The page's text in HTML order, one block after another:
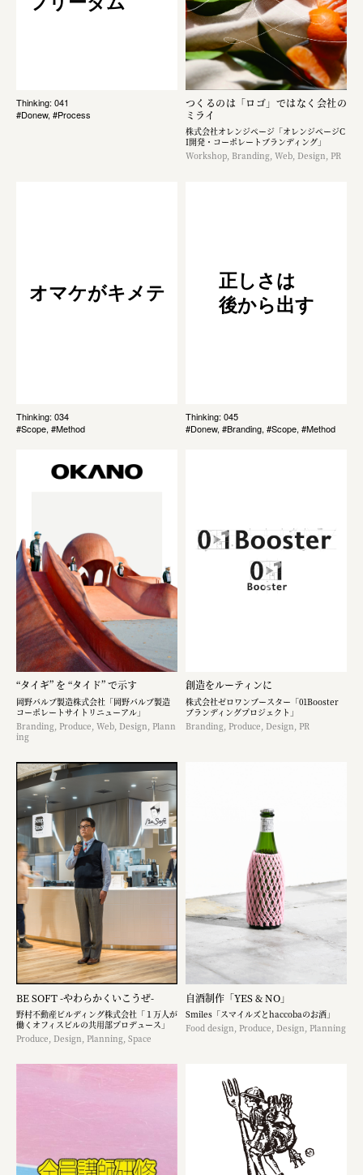
Thinking: 041
#Donew, #Process
つくるのは「ロゴ」ではなく​会社の
ミライ
株式会社オレンジページ​「オレンジページC
I開発・コーポレートブランディング​」
Workshop, Branding, Web, Design, PR
オマケがキメテ
Thinking: 034
#Scope, #Method
正しさは
後から出す
Thinking: 045
#Donew, #Branding, #Scope, #Method
“タイギ” を “タイド” で示す
岡野バルブ製造株式会社「岡野バルブ製造
コーポレートサイトリニューアル」
Branding, Produce, Web, Design, Plann
ing
創造をルーティンに
株式会社ゼロワンブースター「01Booster
ブランディングプロジェクト」
Branding, Produce, Design, PR
BE SOFT -やわらかくいこうぜ-
野村不動産ビルディング株式会社「１万人が
働くオフィスビルの共用部プロデュース」
Produce, Design, Planning, Space
自酒制作「YES & NO」
Smiles「スマイルズとhaccobaのお酒」
Food design, Produce, Design, Planning